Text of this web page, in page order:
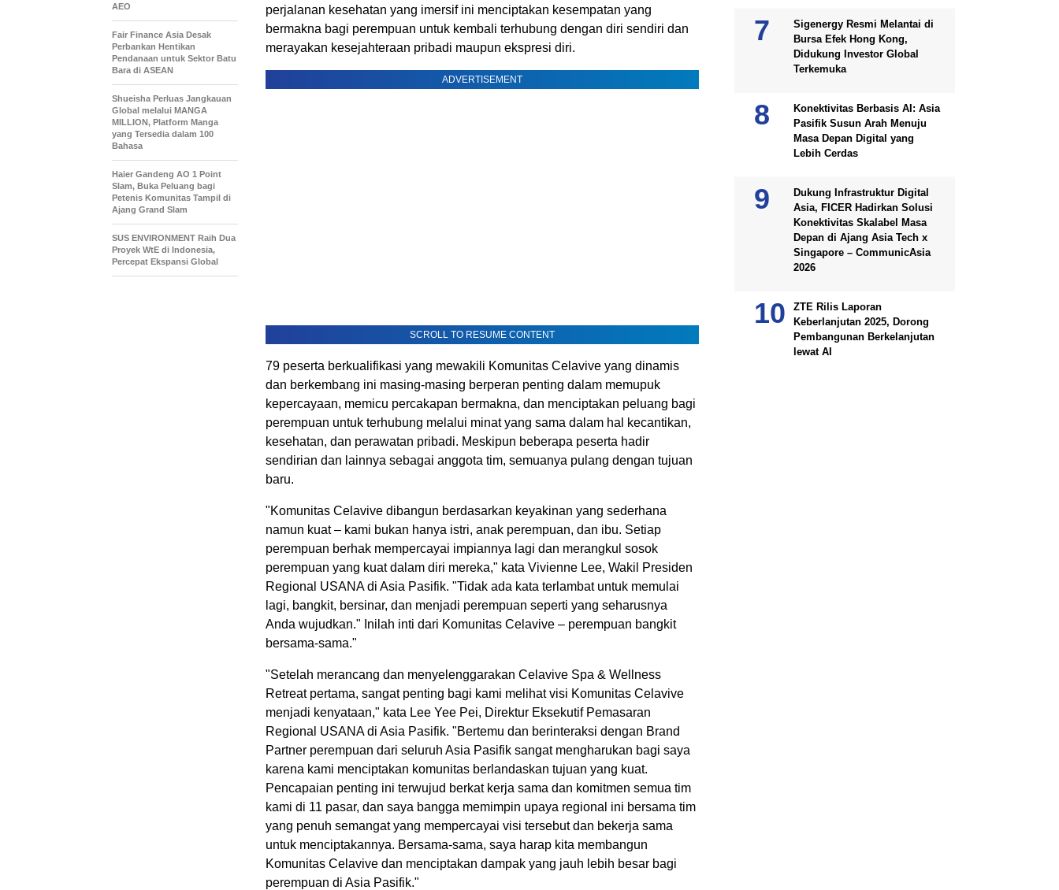
perjalanan kesehatan yang imersif ini menciptakan kesempatan yang
bermakna bagi perempuan untuk kembali terhubung dengan diri sendiri dan
merayakan kesejahteraan pribadi maupun ekspresi diri.
ADVERTISEMENT
SCROLL TO RESUME CONTENT
79 peserta berkualifikasi yang mewakili Komunitas Celavive yang dinamis
dan berkembang ini masing-masing berperan penting dalam memupuk
kepercayaan, memicu percakapan bermakna, dan menciptakan peluang bagi
perempuan untuk terhubung melalui minat yang sama dalam hal kecantikan,
kesehatan, dan perawatan pribadi. Meskipun beberapa peserta hadir
sendirian dan lainnya sebagai anggota tim, semuanya pulang dengan tujuan
baru.
"Komunitas Celavive dibangun berdasarkan keyakinan yang sederhana
namun kuat – kami bukan hanya istri, anak perempuan, dan ibu. Setiap
perempuan berhak mempercayai impiannya lagi dan merangkul sosok
perempuan yang kuat dalam diri mereka," kata Vivienne Lee, Wakil Presiden
Regional USANA di Asia Pasifik. "Tidak ada kata terlambat untuk memulai
lagi, bangkit, bersinar, dan menjadi perempuan seperti yang seharusnya
Anda wujudkan." Inilah inti dari Komunitas Celavive – perempuan bangkit
bersama-sama."
"Setelah merancang dan menyelenggarakan Celavive Spa & Wellness
Retreat pertama, sangat penting bagi kami melihat visi Komunitas Celavive
menjadi kenyataan," kata Lee Yee Pei, Direktur Eksekutif Pemasaran
Regional USANA di Asia Pasifik. "Bertemu dan berinteraksi dengan Brand
Partner perempuan dari seluruh Asia Pasifik sangat mengharukan bagi saya
karena kami menciptakan komunitas berlandaskan tujuan yang kuat.
Pencapaian penting ini terwujud berkat kerja sama dan komitmen semua tim
kami di 11 pasar, dan saya bangga memimpin upaya regional ini bersama tim
yang penuh semangat yang mempercayai visi tersebut dan bekerja sama
untuk menciptakannya. Bersama-sama, saya harap kita membangun
Komunitas Celavive dan menciptakan dampak yang jauh lebih besar bagi
perempuan di Asia Pasifik."
AEO
Fair Finance Asia Desak
Perbankan Hentikan
Pendanaan untuk Sektor Batu
Bara di ASEAN
Shueisha Perluas Jangkauan
Global melalui MANGA
MILLION, Platform Manga
yang Tersedia dalam 100
Bahasa
Haier Gandeng AO 1 Point
Slam, Buka Peluang bagi
Petenis Komunitas Tampil di
Ajang Grand Slam
SUS ENVIRONMENT Raih Dua
Proyek WtE di Indonesia,
Percepat Ekspansi Global
Sigenergy Resmi Melantai di
Bursa Efek Hong Kong,
Didukung Investor Global
Terkemuka
Konektivitas Berbasis AI: Asia
Pasifik Susun Arah Menuju
Masa Depan Digital yang
Lebih Cerdas
Dukung Infrastruktur Digital
Asia, FICER Hadirkan Solusi
Konektivitas Skalabel Masa
Depan di Ajang Asia Tech x
Singapore – CommunicAsia
2026
ZTE Rilis Laporan
Keberlanjutan 2025, Dorong
Pembangunan Berkelanjutan
lewat AI